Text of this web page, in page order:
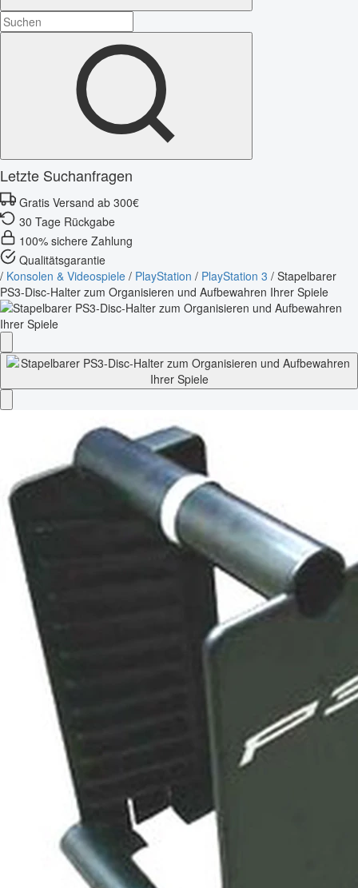
Letzte Suchanfragen
Gratis Versand ab 300€
30 Tage Rückgabe
100% sichere Zahlung
Qualitätsgarantie
/ Konsolen & Videospiele / PlayStation / PlayStation 3 / Stapelbarer
PS3-Disc-Halter zum Organisieren und Aufbewahren Ihrer Spiele